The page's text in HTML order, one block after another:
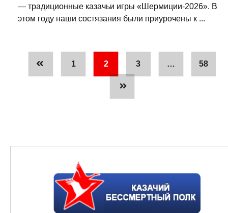
— традиционные казачьи игры «Шермиции-2026». В
этом году наши состязания были приурочены к ...
1 2 3 … 58